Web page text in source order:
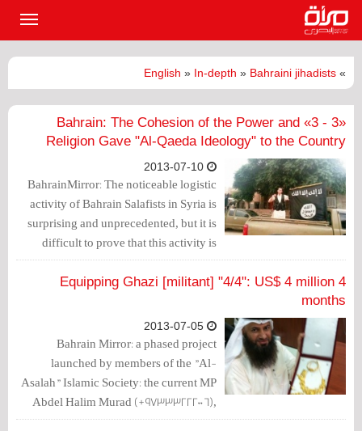
»
English » In-depth » Bahraini jihadists
«3 - 3» Bahrain: The Cohesion of the Power and
Religion Gave "Al-Qaeda Ideology" to the Country
BahrainMirror: The noticeable logistic
activity of Bahrain Salafists in Syria is
surprising and unprecedented, but it is
difficult to prove that this activity is
conducted without the control of the
Bahrain governmental apparatuses
Equipping Ghazi [militant] "4/4": US$ 4 million 4
months
Bahrain Mirror: a phased project
launched by members of the "Al-
Asalah" Islamic Society: the current MP
Abdel Halim Murad (+97333222006),
Sheikh Faisal Al Ghurair